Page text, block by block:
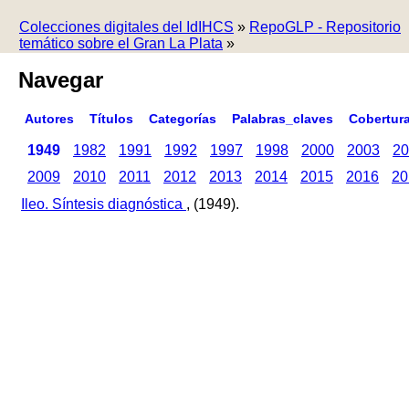
Colecciones digitales del IdIHCS » RepoGLP - Repositorio
temático sobre el Gran La Plata »
Navegar
Autores Títulos Categorías Palabras_claves
1949 1982 1991 1992 1997 1998 2000 2003
2009
2010 2011 2012 2013 2014 2015 2016
Ileo. Síntesis diagnóstica , (1949).